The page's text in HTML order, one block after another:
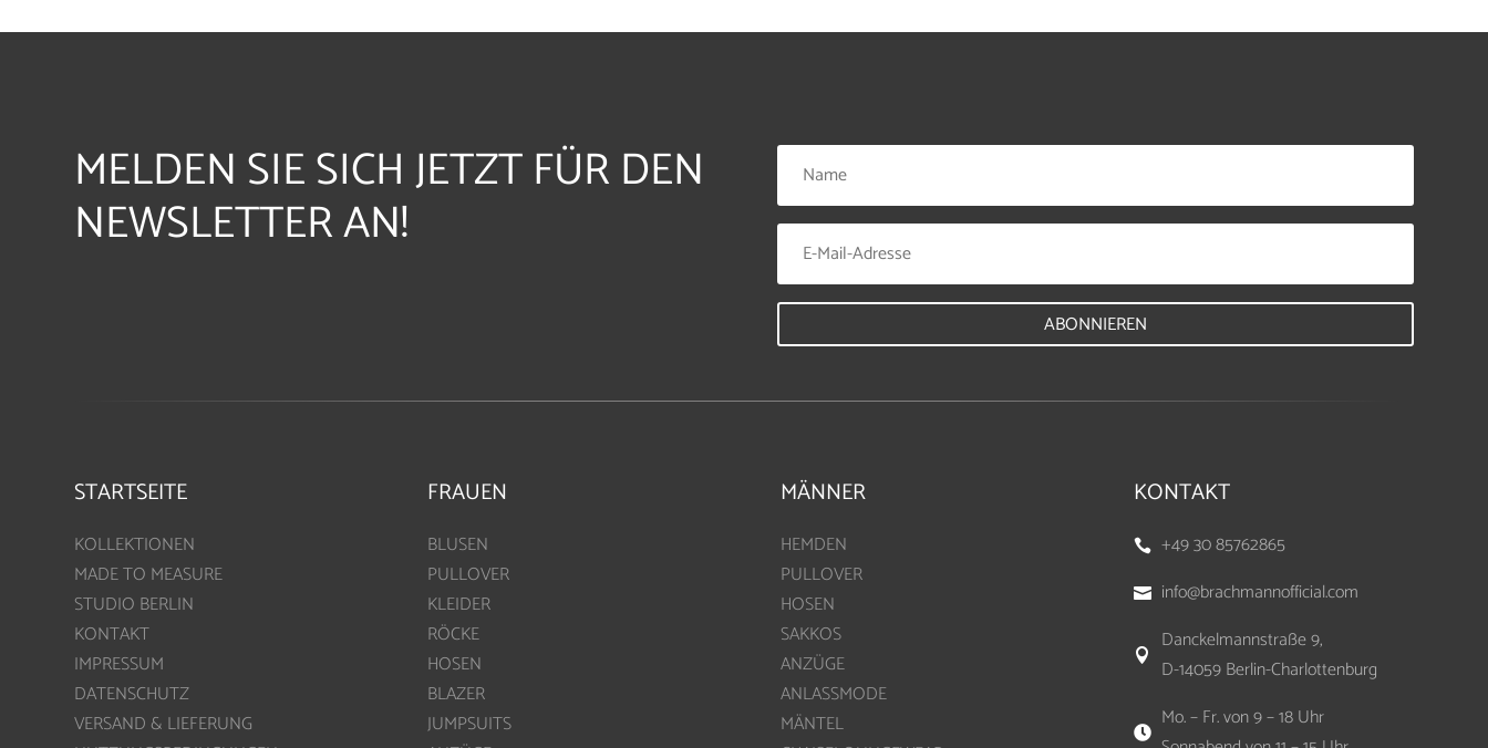
MELDEN SIE SICH JETZT FÜR DEN
NEWSLETTER AN!
ABONNIEREN
STARTSEITE
KOLLEKTIONEN
MADE TO MEASURE
STUDIO BERLIN
KONTAKT
IMPRESSUM
DATENSCHUTZ
VERSAND & LIEFERUNG
FRAUEN
BLUSEN
PULLOVER
KLEIDER
RÖCKE
HOSEN
BLAZER
JUMPSUITS
MÄNNER
HEMDEN
PULLOVER
HOSEN
SAKKOS
ANZÜGE
ANLASSMODE
MÄNTEL
KONTAKT
 +49 30 85762865
 info@brachmannofficial.com

Danckelmannstraße 9,
D-14059 Berlin-Charlottenburg

Mo. – Fr. von 9 – 18 Uhr